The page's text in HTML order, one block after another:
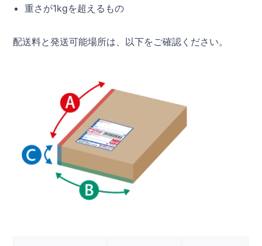
重さが1kgを超えるもの
配送料と発送可能場所は、以下をご確認ください。